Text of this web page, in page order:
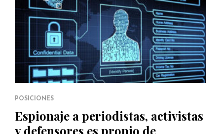
POSICIONES
Espionaje a periodistas, activistas
y defensores es propio de